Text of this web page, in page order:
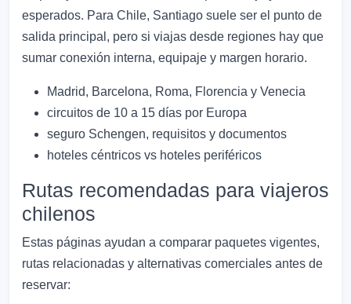
esperados. Para Chile, Santiago suele ser el punto de
salida principal, pero si viajas desde regiones hay que
sumar conexión interna, equipaje y margen horario.
Madrid, Barcelona, Roma, Florencia y Venecia
circuitos de 10 a 15 días por Europa
seguro Schengen, requisitos y documentos
hoteles céntricos vs hoteles periféricos
Rutas recomendadas para viajeros
chilenos
Estas páginas ayudan a comparar paquetes vigentes,
rutas relacionadas y alternativas comerciales antes de
reservar: